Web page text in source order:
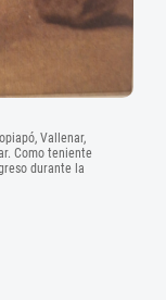
Vallenar,
Como teniente
durante la